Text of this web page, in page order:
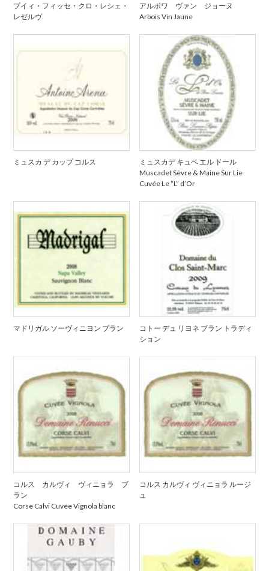
プイィ・フィッセ・クロ・レシェ・
レゼルヴ
アルボワ ヴァン ジョーヌ
Arbois Vin Jaune
ミュスカ デ カップ コルス
ミュスカデ キュベ エル ドール
Muscadet Sèvre & Maine Sur Lie
Cuvée Le “L” d’Or
マドリガル ソーヴィニヨン ブラン
コトー デュ リヨネ ブラン トラディ
ション
コルス カルヴィ ヴィニョラ ブ
ラン
Corse Calvi Cuvée Vignola blanc
コルス カルヴィ ヴィニョラ ルージ
ュ